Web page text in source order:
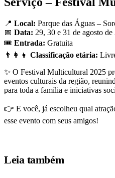
📍 Local: Parque das Águas –
📅 Data: 29, 30 e 31 de agosto de
🎟️ Entrada: Gratuita
👨‍👩‍👧 Classificação etária:
✨ O Festival Multicultural 2025
eventos culturais da região,
para toda a família e iniciativas
👉 E você, já escolheu qual
esse evento com seus amigos!
Leia também